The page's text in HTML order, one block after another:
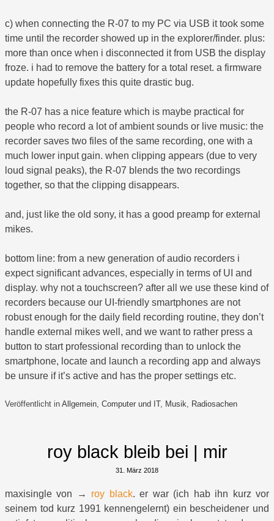
c) when connecting the R-07 to my PC via USB it took some
time until the recorder showed up in the explorer/finder. plus:
more than once when i disconnected it from USB the display
froze. i had to remove the battery for a total reset. a firmware
update hopefully fixes this quite drastic bug.
the R-07 has a nice feature which is maybe practical for
people who record a lot of ambient sounds or live music: the
recorder saves two files of the same recording, one with a
much lower input gain. when clipping appears (due to very
loud signal peaks), the R-07 blends the two recordings
together, so that the clipping disappears.
and, just like the old sony, it has a good preamp for external
mikes.
bottom line: from a new generation of audio recorders i
expect significant advances, especially in terms of UI and
display. why not a touchscreen? after all we use these kind of
recorders because our UI-friendly smartphones are not
robust enough for the daily field recording routine, they don’t
handle external mikes well, and we want to rather press a
button to start professional recording than to unlock the
smartphone, locate and launch a recording app and always
be unsure if it’s active and has the proper settings etc.
Veröffentlicht in Allgemein Computer und IT, Musik Radiosachen
roy black bleib bei | mir
31. März 2018
maxisingle von → roy black. er war (ich hab ihn kurz vor
seinem tod kurz 1991 kennengelernt) ein bescheidener und